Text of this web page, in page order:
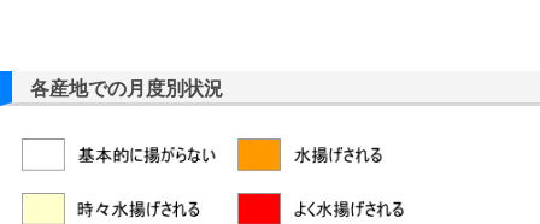
各産地での月度別状況